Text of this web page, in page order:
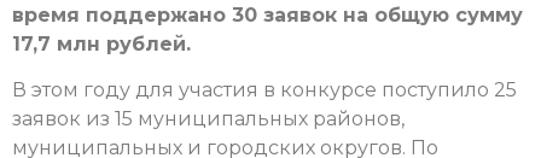
время поддержано 30 заявок на общую сумму
17,7 млн рублей.
В этом году для участия в конкурсе поступило 25
заявок из 15 муниципальных районов,
муниципальных и городских округов. По